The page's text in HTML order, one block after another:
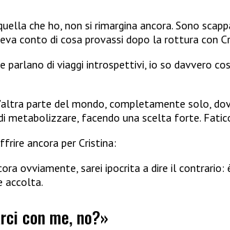
che ho, non si rimargina ancora. Sono
conto di cosa provassi dopo la rottura con
parlano di viaggi introspettivi, io so davvero
parte del mondo, completamente solo,
metabolizzare, facendo una scelta forte.
ancora per Cristina:
ovviamente, sarei ipocrita a dire il
accolta.
con me, no?»